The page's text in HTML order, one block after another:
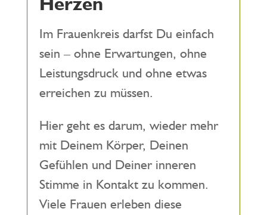
Im Frauenkreis darfst Du einfach
sein – ohne Erwartungen, ohne
Leistungsdruck und ohne etwas
erreichen zu müssen.
Hier geht es darum, wieder mehr
mit Deinem Körper, Deinen
Gefühlen und Deiner inneren
Stimme in Kontakt zu kommen.
Viele Frauen erleben diese